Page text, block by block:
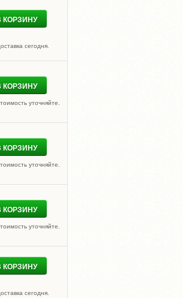
КОРЗИНУ
сегодня.
КОРЗИНУ
уточняйте.
КОРЗИНУ
уточняйте.
КОРЗИНУ
уточняйте.
КОРЗИНУ
сегодня.